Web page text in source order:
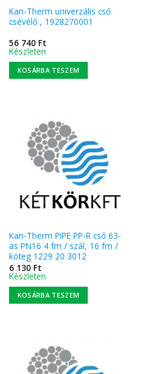
Kan-Therm univerzális cső
csévélő , 1928270001
56 740 Ft
Készleten
KOSÁRBA TESZEM
Kan-Therm PIPE PP-R cső 63-
as PN16 4 fm / szál, 16 fm /
köteg 1229 20 3012
6 130 Ft
Készleten
KOSÁRBA TESZEM